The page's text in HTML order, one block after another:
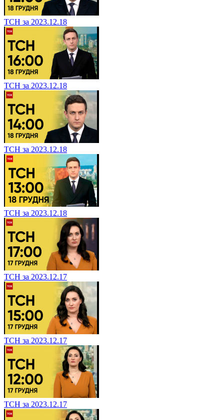
ТСН за 2023.12.18
ТСН за 2023.12.18
ТСН за 2023.12.18
ТСН за 2023.12.18
ТСН за 2023.12.17
ТСН за 2023.12.17
ТСН за 2023.12.17